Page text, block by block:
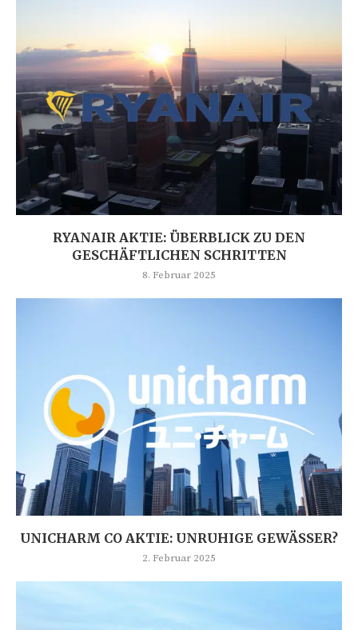
RYANAIR AKTIE: ÜBERBLICK ZU DEN
GESCHÄFTLICHEN SCHRITTEN
8. Februar 2025
UNICHARM CO AKTIE: UNRUHIGE GEWÄSSER?
2. Februar 2025